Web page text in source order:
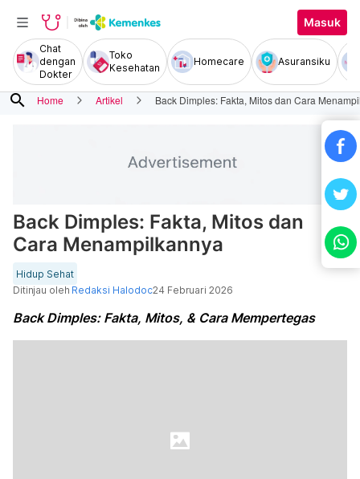
Masuk
Chat
dengan
Dokter
Toko
Kesehatan
Homecare Asuransiku
search Home Artikel Back Dimples: Fakta, Mitos dan Cara
Back Dimples: Fakta, Mitos dan
Cara Menampilkannya
Hidup Sehat
Ditinjau oleh Redaksi Halodoc24 Februari 2026
Back Dimples: Fakta, Mitos, & Cara Mempertegas